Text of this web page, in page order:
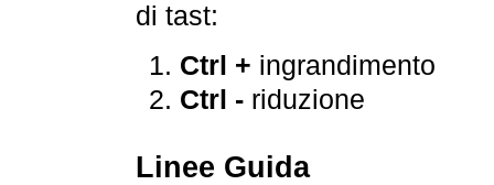
di tast:
Ctrl + ingrandimento
Ctrl -riduzione
Linee Guida